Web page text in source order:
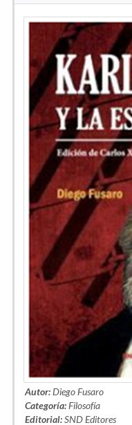
Autor:Diego Fusaro
Categoría:Filosofía
Editorial:SND Editores